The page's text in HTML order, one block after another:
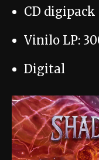
CD digipack
Vinilo LP:
Digital